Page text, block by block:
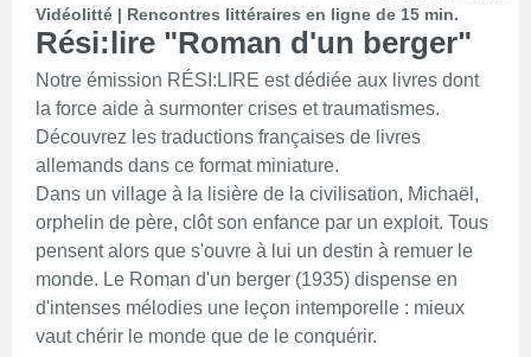
Vidéolitté | Rencontres littéraires en ligne de 15 min.
Rési:lire "Roman d'un berger"
Notre émission RÉSI:LIRE est dédiée aux livres dont
la force aide à surmonter crises et traumatismes.
Découvrez les traductions françaises de livres
allemands dans ce format miniature.
Dans un village à la lisière de la civilisation, Michaël,
orphelin de père, clôt son enfance par un exploit. Tous
pensent alors que s'ouvre à lui un destin à remuer le
monde. Le Roman d'un berger (1935) dispense en
d'intenses mélodies une leçon intemporelle : mieux
vaut chérir le monde que de le conquérir.